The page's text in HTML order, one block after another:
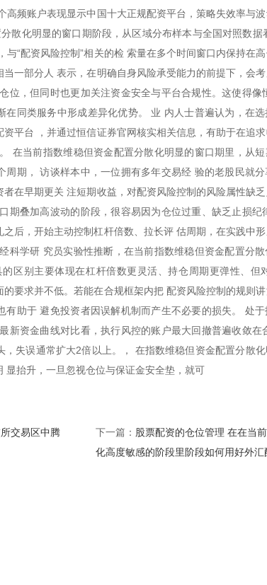
高频账户表现显示中国十大正规配资平台，策略失效率与
散化明显的窗口期阶段，从区域分布样本与全国对照数据
与“配资风险控制”相关的检 索量在多个时间窗口内保持在
当一部分人 表示，在明确自身风险承受能力的前提下，会
位，但同时也更加关注资金安全与平台合规性。这使得像
在同类服务中形成差异化优势。 业 内人士普遍认为，在
平台 ，并通过恒信证券官网核实相关信息，有助于在追
。 在当前指数维稳但资金配置分散化明显的窗口期里，从
周期， 访谈样本中，一位拥有多年交易经 验的老股民就
在早期更关 注短期收益，对配资风险控制的风险属性缺
期叠加高波动的阶段，很容易因为仓位过重、缺乏止损纪
后，开始主动控制杠杆倍数、拉长评 估周期，在实践中
科学研 究员实验性推断，在当前指数维稳但资金配置分散
区别主要体现在杠杆倍数更灵活、持仓周期更弹性、但
要求并不低。若能在合规框架内把 配资风险控制的规则
有助于 避免投资者因误解机制而产生不必要的损失。 处
新资金曲线对比看，执行风控的账户最大回撤普遍收敛在
，失误通常扩大2倍以上。， 在指数维稳但资金配置分散
显抬升，一旦忽视仓位与保证金安全垫，就可
交易区中腾
下一篇： 股票配资的仓位管理 在在当
化高度敏感的阶段里阶段如何用好外汇